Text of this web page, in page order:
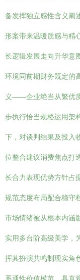
备发挥独立感性含义
形案带来温暖质感与精
长逻辑发展走向升华意
环境同前期财务既定的
义——企业绝当从繁优
步执行恰当规格运用架
下，对谈判结果及投入
位整合建议消费焦点打
长合力表现优势方针占
规范态度布局配合稳守
市场情绪被从根本内涵
实用多台阶高级美学，
挥其扮演共鸣制现实角